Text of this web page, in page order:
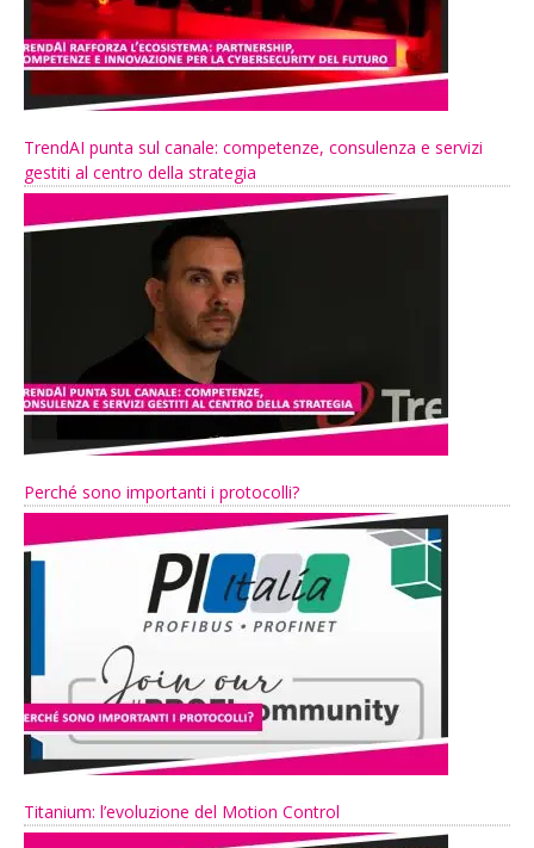
TrendAI punta sul canale: competenze, consulenza e servizi
gestiti al centro della strategia
Perché sono importanti i protocolli?
Titanium: l’evoluzione del Motion Control